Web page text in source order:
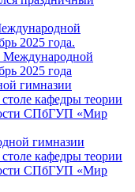
Международной
2025 года
гимназии
кафедры теории
СПбГУП «Мир